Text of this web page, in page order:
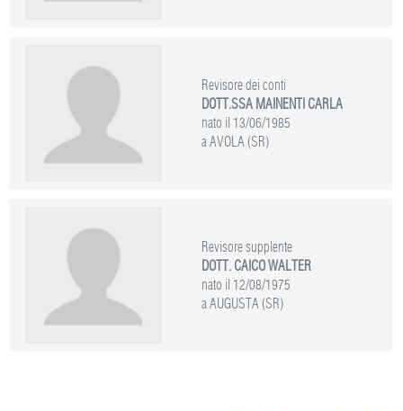
Revisore dei conti
DOTT.SSA MAINENTI CARLA
nato il 13/06/1985
a AVOLA (SR)
Revisore supplente
DOTT. CAICO WALTER
nato il 12/08/1975
a AUGUSTA (SR)